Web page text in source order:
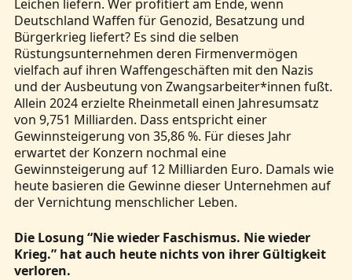
Leichen liefern. Wer profitiert am Ende, wenn
Deutschland Waffen für Genozid, Besatzung und
Bürgerkrieg liefert? Es sind die selben
Rüstungsunternehmen deren Firmenvermögen
vielfach auf ihren Waffengeschäften mit den Nazis
und der Ausbeutung von Zwangsarbeiter*innen fußt.
Allein 2024 erzielte Rheinmetall einen Jahresumsatz
von 9,751 Milliarden. Dass entspricht einer
Gewinnsteigerung von 35,86 %. Für dieses Jahr
erwartet der Konzern nochmal eine
Gewinnsteigerung auf 12 Milliarden Euro. Damals wie
heute basieren die Gewinne dieser Unternehmen auf
der Vernichtung menschlicher Leben.
Die Losung “Nie wieder Faschismus. Nie wieder
Krieg.” hat auch heute nichts von ihrer Gültigkeit
verloren.